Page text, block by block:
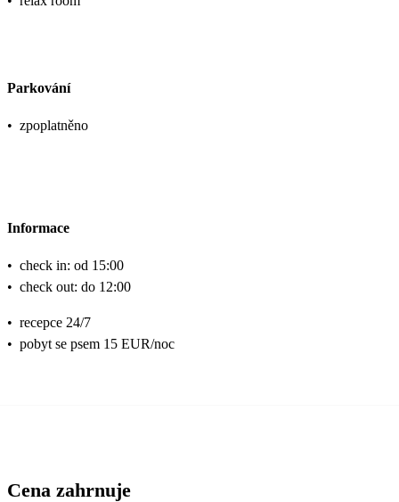
Parkování
• zpoplatněno
Informace
• check in: od 15:00
• check out: do 12:00
• recepce 24/7
• pobyt se psem 15 EUR/noc
Cena zahrnuje